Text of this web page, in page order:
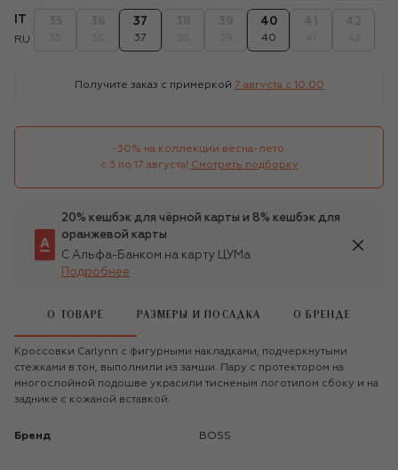
RU
37
37
40
40
Получите заказ с примеркой 7 августа c 10:00
-30% на коллекции весна-лето
с 3 по 17 августа! Смотреть подборку
20% кешбэк для чёрной карты и 8% кешбэк для
оранжевой карты
С Альфа-Банком на карту ЦУМа
Подробнее
О ТОВАРЕ РАЗМЕРЫ И ПОСАДКА О БРЕНДЕ
Кроссовки Carlynn с фигурными накладками, подчеркнутыми
стежками в тон, выполнили из замши. Пару с протектором на
многослойной подошве украсили тисненым логотипом сбоку и на
заднике с кожаной вставкой.
Бренд BOSS